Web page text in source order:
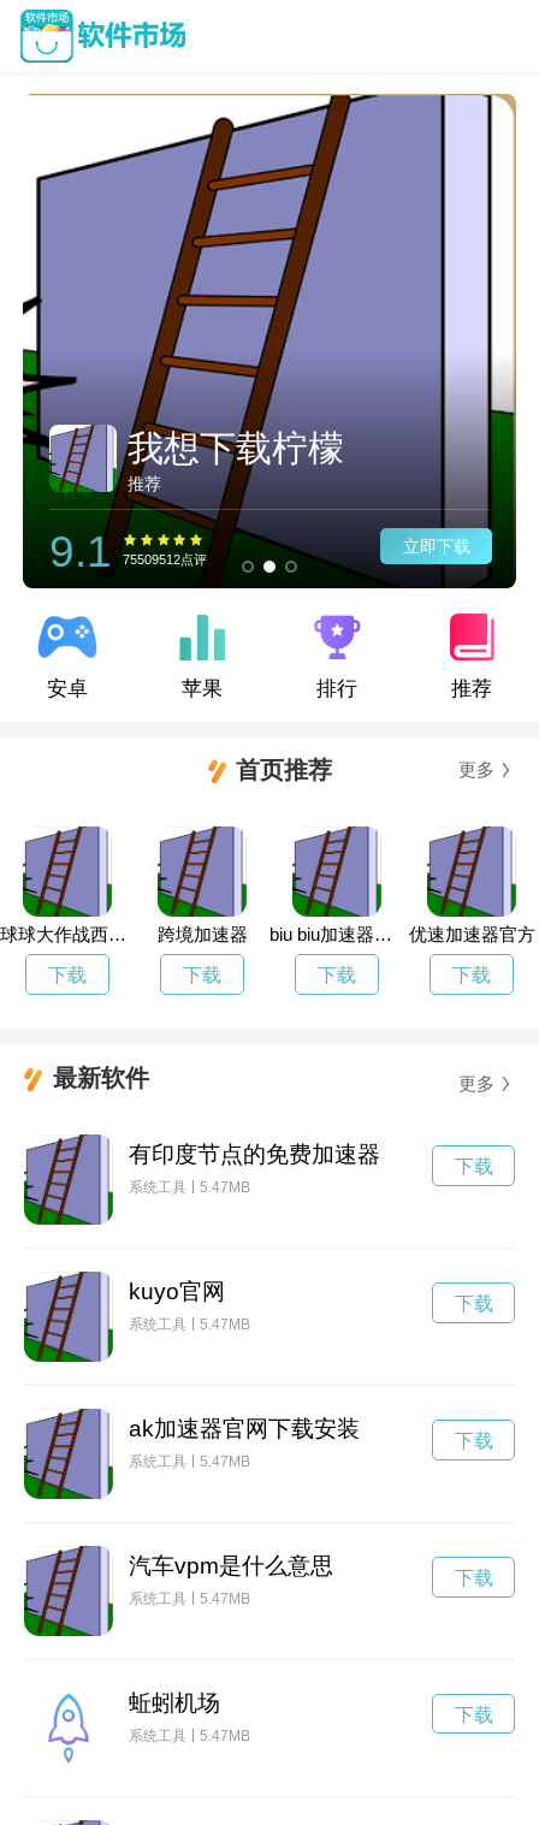
我想下载柠檬
推荐
9.1 75509512点评
立即下载
安卓 苹果 排行 推荐
首页推荐 更多
球球大作战西瓜加速器安卓版
下载
跨境加速器
下载
biu biu加速器下载
下载
优速加速器官方
下载
最新软件 更多
有印度节点的免费加速器
系统工具 5.47MB
下载
kuyo官网
系统工具 5.47MB
下载
ak加速器官网下载安装
系统工具 5.47MB
下载
汽车vpm是什么意思
系统工具 5.47MB
下载
蚯蚓机场
系统工具 5.47MB
下载